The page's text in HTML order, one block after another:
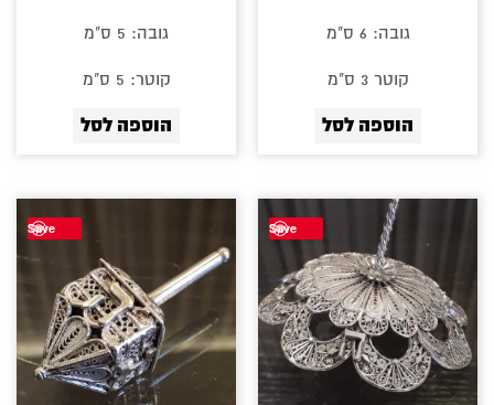
גובה: 6 ס"מ
קוטר 3 ס"מ
הוספה לסל
גובה: 5 ס"מ
קוטר: 5 ס"מ
הוספה לסל
Save
Save